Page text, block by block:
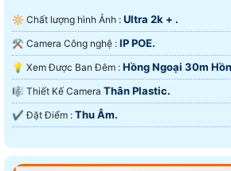
🔆 Chất lượng hình Ảnh : Ultra 2k + .
⚒ Camera Công nghệ : IP POE.
💡 Xem Được Ban Đêm : Hồng Ngoại 30m
🎼️ Thiết Kế Camera Thân Plastic.
️✔️ Đặt Điểm : Thu Âm.